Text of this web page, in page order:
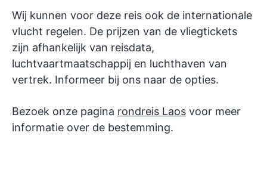
Wij kunnen voor deze reis ook de internationale
vlucht regelen. De prijzen van de vliegtickets
zijn afhankelijk van reisdata,
luchtvaartmaatschappij en luchthaven van
vertrek. Informeer bij ons naar de opties.
Bezoek onze pagina rondreis Laos voor meer
informatie over de bestemming.